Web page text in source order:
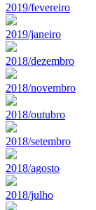
2019/fevereiro
2019/janeiro
2018/dezembro
2018/novembro
2018/outubro
2018/setembro
2018/agosto
2018/julho